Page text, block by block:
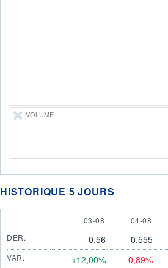
VOLUME
HISTORIQUE 5 JOURS
3 AUGUST
03-08 4 AUGUST
04-08
DER.
0,56 0,555
VAR. +12,00% -0,89%